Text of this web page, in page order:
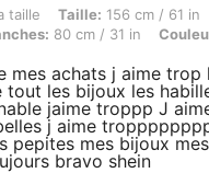
Taille: 156 cm / 61 in, Poids:
taille Taille: 156 cm / 61 in
80 cm / 31 in
mes achats j aime
tout les bijoux les
jaime troppp J
j aime
pepites mes bijoux
bravo shein